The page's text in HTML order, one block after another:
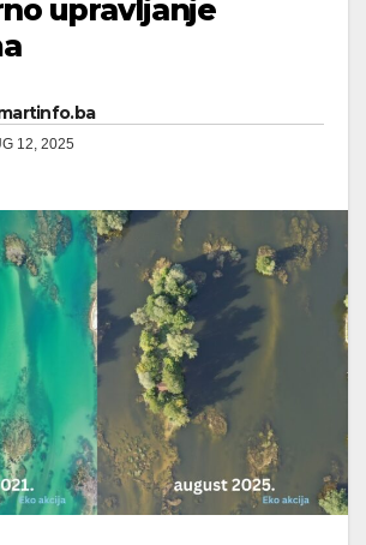
upravljanje
12, 2025